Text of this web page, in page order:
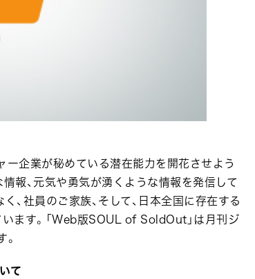
ー企業が秘めている潜在能力を開花させよう
報、元気や勇気が湧くような情報を発信して
、社員のご家族、そして、日本全国に存在する
ます。「Web版SOUL of SoldOut」は月刊ジ
て